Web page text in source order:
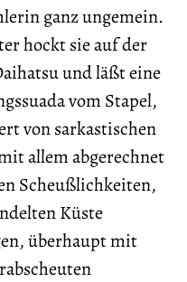
ganz ungemein.
hockt sie auf der
und läßt eine
vom Stapel,
von sarkastischen
allem abgerechnet
Scheußlichkeiten,
Küste
überhaupt mit